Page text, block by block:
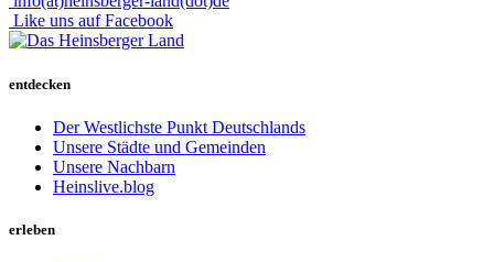
Like uns auf Facebook
entdecken
Der Westlichste Punkt Deutschlands
Unsere Städte und Gemeinden
Unsere Nachbarn
Heinslive.blog
erleben